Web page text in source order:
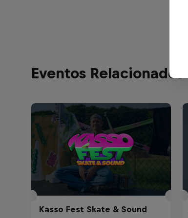
Eventos Relacionados
Kasso Fest Skate & Sound